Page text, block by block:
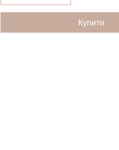
Купити